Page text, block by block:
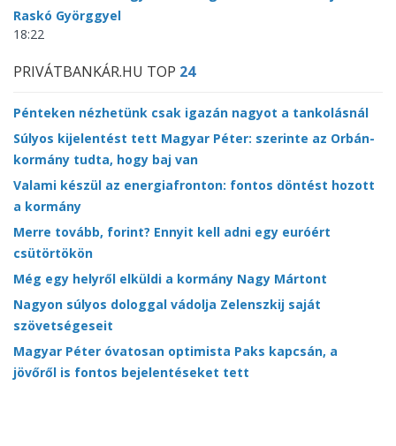
Raskó Györggyel
18:22
PRIVÁTBANKÁR.HU TOP 24
Pénteken nézhetünk csak igazán nagyot a tankolásnál
Súlyos kijelentést tett Magyar Péter: szerinte az Orbán-
kormány tudta, hogy baj van
Valami készül az energiafronton: fontos döntést hozott
a kormány
Merre tovább, forint? Ennyit kell adni egy euróért
csütörtökön
Még egy helyről elküldi a kormány Nagy Mártont
Nagyon súlyos dologgal vádolja Zelenszkij saját
szövetségeseit
Magyar Péter óvatosan optimista Paks kapcsán, a
jövőről is fontos bejelentéseket tett